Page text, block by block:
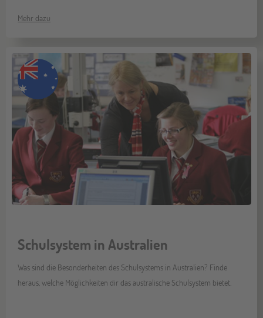
Mehr dazu
Schulsystem in Australien
Was sind die Besonderheiten des Schulsystems in Australien? Finde
heraus, welche Möglichkeiten dir das australische Schulsystem bietet.